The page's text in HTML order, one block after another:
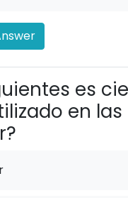
es
en las